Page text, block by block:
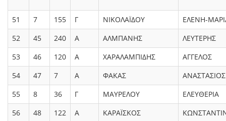
51 7 155 Γ ΝΙΚΟΛΑΪΔΟΥ
ΕΛΕΝΗ-
52
45 240 Α ΑΛΜΠΑΝΗΣ
ΛΕΥΤΕΡΗΣ
53
46 120 Α ΧΑΡΑΛΑΜΠΙΔΗΣ
ΑΓΓΕΛΟΣ
54
47 7 Α ΦΑΚΑΣ
ΑΝΑΣΤΑΣΙΟΣ
55
8 36 Γ ΜΑΥΡΕΛΟΥ
ΕΛΕΥΘΕΡΙΑ
56
48 122 Α ΚΑΡΑΪΣΚΟΣ